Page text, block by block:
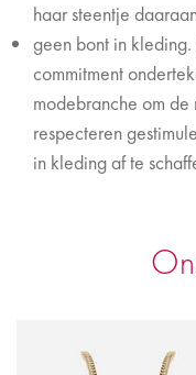
haar steentje
geen bont in
commitment
modebranche om
respecteren
in kleding af te